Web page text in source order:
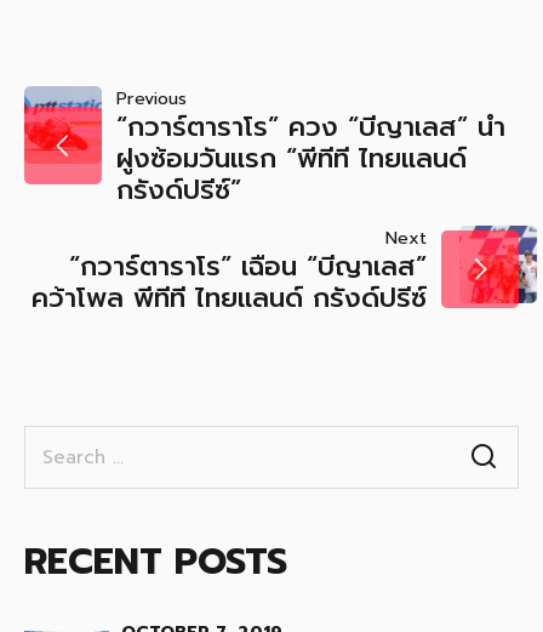
POST
NAVIGATION
Previous
“กวาร์ตาราโร” ควง “บีญาเลส” นำ
ฝูงซ้อมวันแรก “พีทีที ไทยแลนด์
กรังด์ปรีซ์”
Next
“กวาร์ตาราโร” เฉือน “บีญาเลส”
คว้าโพล พีทีที ไทยแลนด์ กรังด์ปรีซ์
for:
RECENT POSTS